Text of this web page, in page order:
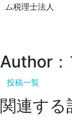
ム税理士法人
Author：
投稿一覧
関連する